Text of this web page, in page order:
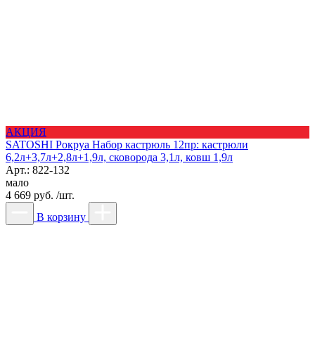
АКЦИЯ
SATOSHI Рокруа Набор кастрюль 12пр: кастрюли
6,2л+3,7л+2,8л+1,9л, сковорода 3,1л, ковш 1,9л
Арт.: 822-132
мало
4 669 руб. /шт.
В корзину